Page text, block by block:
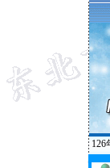
126